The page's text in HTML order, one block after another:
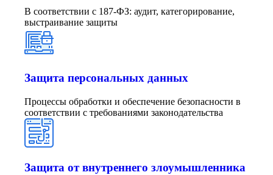
В соответствии с 187-ФЗ: аудит, категорирование,
выстраивание защиты
Защита персональных данных
Процессы обработки и обеспечение безопасности в
соответствии с требованиями законодательства
Защита от внутреннего злоумышленника